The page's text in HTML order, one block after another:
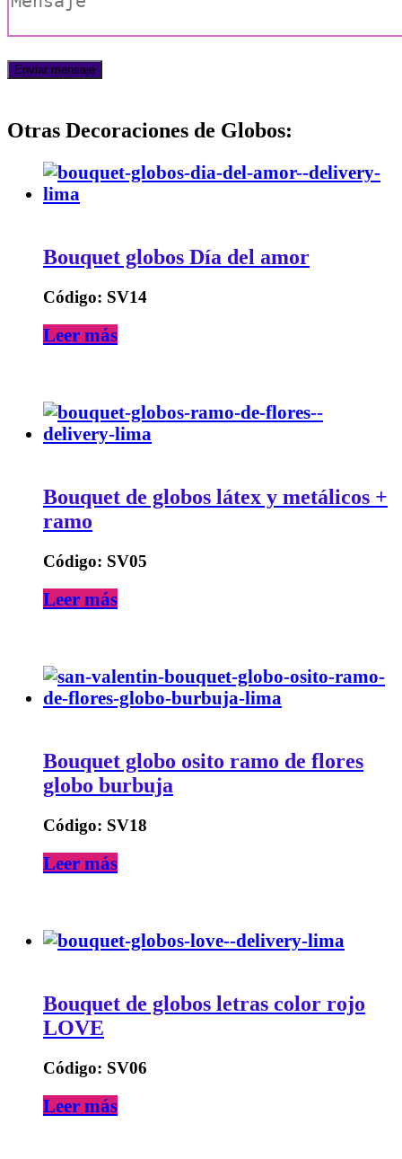
Otras Decoraciones de Globos:
Bouquet globos Día del amor
Código: SV14
Leer más
Bouquet de globos látex y metálicos +
ramo
Código: SV05
Leer más
Bouquet globo osito ramo de flores
globo burbuja
Código: SV18
Leer más
Bouquet de globos letras color rojo
LOVE
Código: SV06
Leer más